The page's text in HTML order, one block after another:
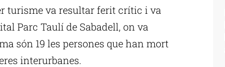
turisme va resultar ferit crític i va
Parc Taulí de Sabadell, on va
són 19 les persones que han mort
interurbanes.